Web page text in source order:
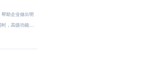
助企业做出明
，高级功能